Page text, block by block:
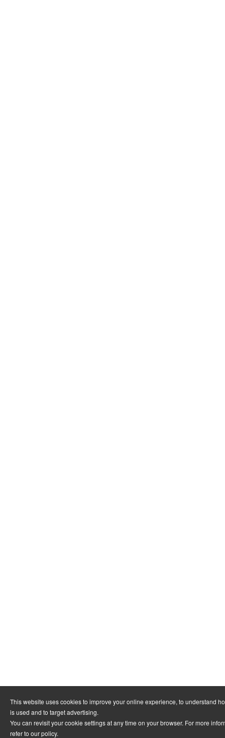
This website uses cookies to improve your online experience, to understand
is used and to target advertising.
You can revisit your cookie settings at any time on your browser. For more
refer to our policy.